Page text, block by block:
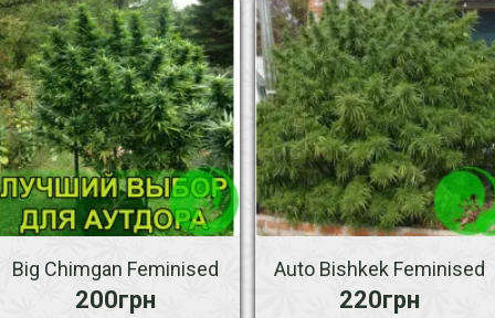
Big Chimgan Feminised
200грн
Auto Bishkek Feminised
220грн